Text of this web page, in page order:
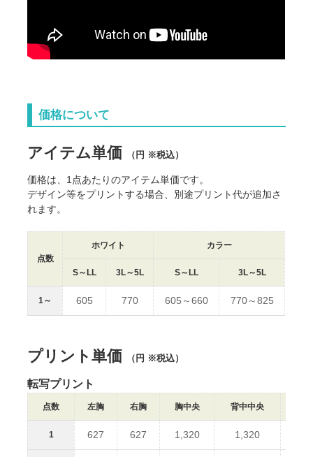
価格について
アイテム単価 （円 ※税込）
価格は、1点あたりのアイテム単価です。
デザイン等をプリントする場合、別途プリント代が追加さ
れます。
点数
ホワイト カラー
S～LL 3L～5L S～LL 3L～5L
1～ 605 770 605～660 770～825
プリント単価 （円 ※税込）
転写プリント
点数 左胸 右胸 胸中央 背中中央
1 627 627 1,320 1,320